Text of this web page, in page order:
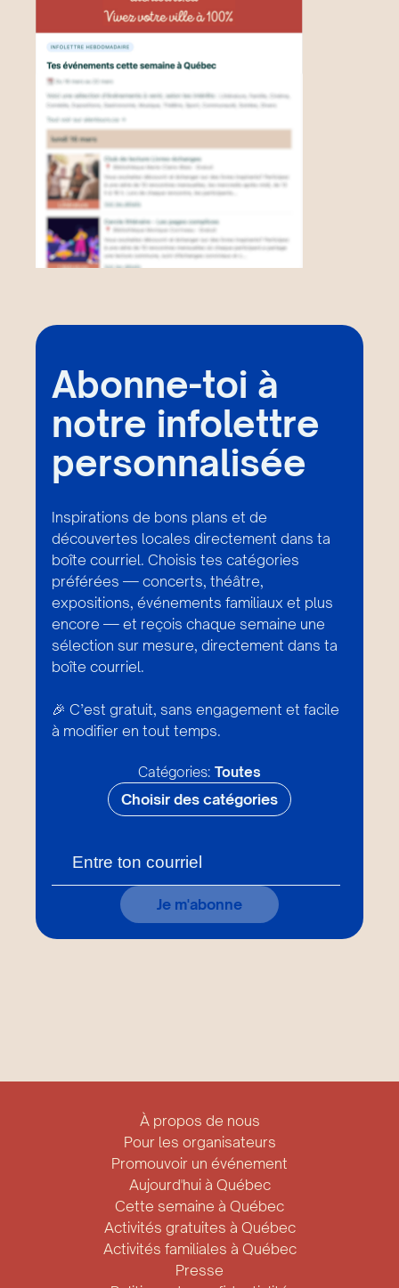
Abonne-toi à
notre infolettre
personnalisée
Inspirations de bons plans et de
découvertes locales directement dans ta
boîte courriel. Choisis tes catégories
préférées — concerts, théâtre,
expositions, événements familiaux et plus
encore — et reçois chaque semaine une
sélection sur mesure, directement dans ta
boîte courriel.
🎉 C’est gratuit, sans engagement et facile
à modifier en tout temps.
Catégories: Toutes
Choisir des catégories
Je m'abonne
À propos de nous
Pour les organisateurs
Promouvoir un événement
Aujourd'hui à Québec
Cette semaine à Québec
Activités gratuites à Québec
Activités familiales à Québec
Presse